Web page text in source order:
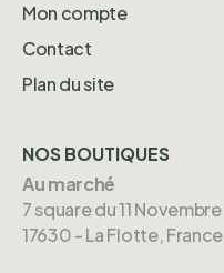
Mon compte
Contact
Plan du site
NOS BOUTIQUES
Au marché
7 square du 11 Novembre
17630 - La Flotte, France